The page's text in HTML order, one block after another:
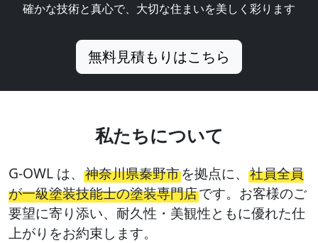
確かな技術と真心で、大切な住まいを美しく彩ります
無料見積もりはこちら
私たちについて
G-OWL は、 神奈川県秦野市を拠点に、 社員全員
が一級塗装技能士の塗装専門店です。お客様のご
要望に寄り添い、耐久性・美観性ともに優れた仕
上がりをお約束します。